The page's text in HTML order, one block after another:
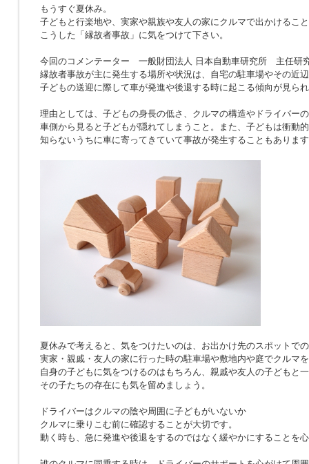
もうすぐ夏休み。
子どもと行楽地や、実家や親族や友人の家にクルマで出かけるこ
こうした「縁故者事故」に気をつけて下さい。
今回のコメンテーター 一般財団法人 日本自動車研究所 主任研
縁故者事故が主に発生する場所や状況は、自宅の駐車場やその近
子どもの送迎に際して車が発進や後退する時に起こる傾向が見ら
理由としては、子どもの身長の低さ、クルマの構造やドライバー
車側から見ると子どもが隠れてしまうこと。また、子どもは衝動
知らないうちに車に寄ってきていて事故が発生することもありま
夏休みで考えると、気をつけたいのは、お出かけ先のスポットで
実家・親戚・友人の家に行った時の駐車場や敷地内や庭でクルマ
自身の子どもに気をつけるのはもちろん、親戚や友人の子どもと
その子たちの存在にも気を留めましょう。
ドライバーはクルマの陰や周囲に子どもがいないか
クルマに乗りこむ前に確認することが大切です。
動く時も、急に発進や後退をするのではなく緩やかにすることを